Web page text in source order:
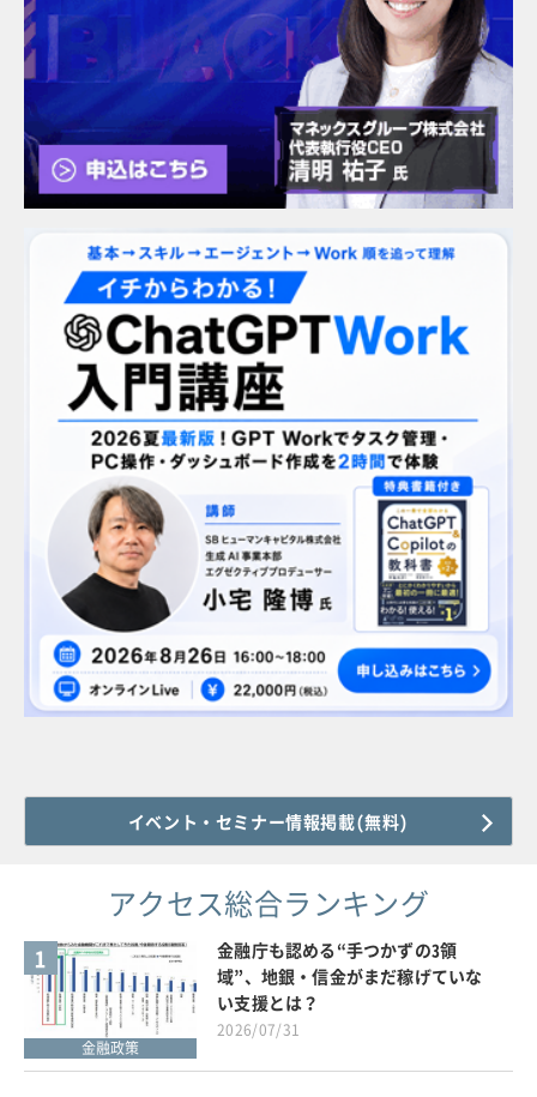
イベント・セミナー情報掲載(無料)
アクセス総合ランキング
1
金融政策
金融庁も認める“手つかずの3領
域”、地銀・信金がまだ稼げていな
い支援とは？
2026/07/31